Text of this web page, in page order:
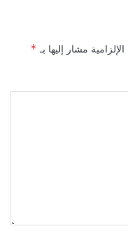
مشار إليها بـ *